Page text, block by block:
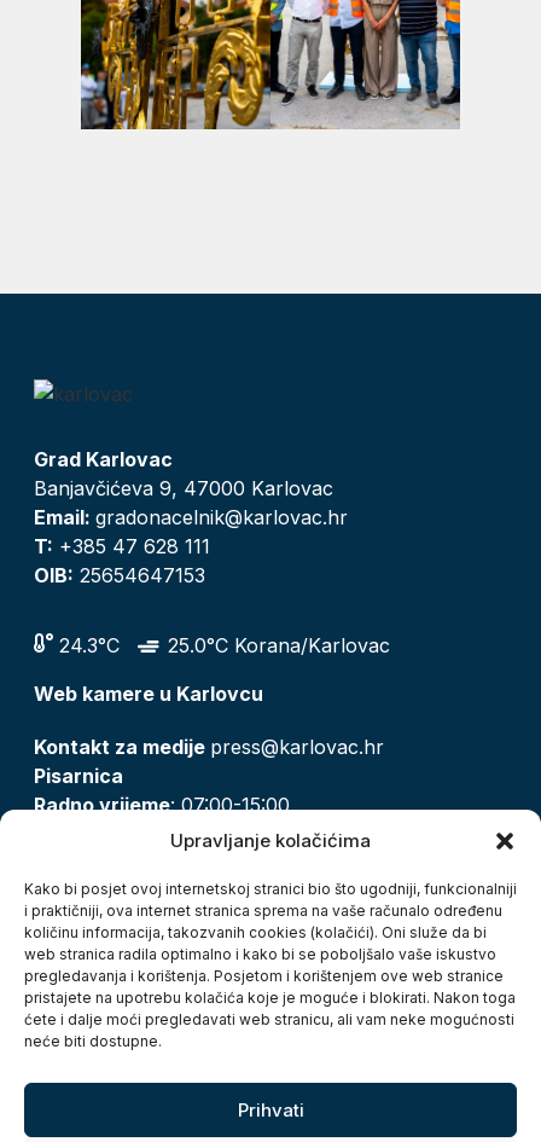
Upravljanje kolačićima
Kako bi posjet ovoj internetskoj stranici bio što ugodniji, funkcionalniji
i praktičniji, ova internet stranica sprema na vaše računalo određenu
količinu informacija, takozvanih cookies (kolačići). Oni služe da bi
web stranica radila optimalno i kako bi se poboljšalo vaše iskustvo
pregledavanja i korištenja. Posjetom i korištenjem ove web stranice
pristajete na upotrebu kolačića koje je moguće i blokirati. Nakon toga
ćete i dalje moći pregledavati web stranicu, ali vam neke mogućnosti
neće biti dostupne.
Prihvati
Grad Karlovac
Banjavčićeva 9, 47000 Karlovac
Email: gradonacelnik@karlovac.hr
T: +385 47 628 111
OIB: 25654647153
24.3°C
25.0°C Korana/Karlovac
Web kamere u Karlovcu
Kontakt za medije press@karlovac.hr
Pisarnica
Radno vrijeme: 07:00-15:00
pisarnica@karlovac.hr
Zaštita osobnih podataka
Pristup informacijama
Kolačići
Izjava o pristupačnosti
Turistička zajednica grada Karlovca